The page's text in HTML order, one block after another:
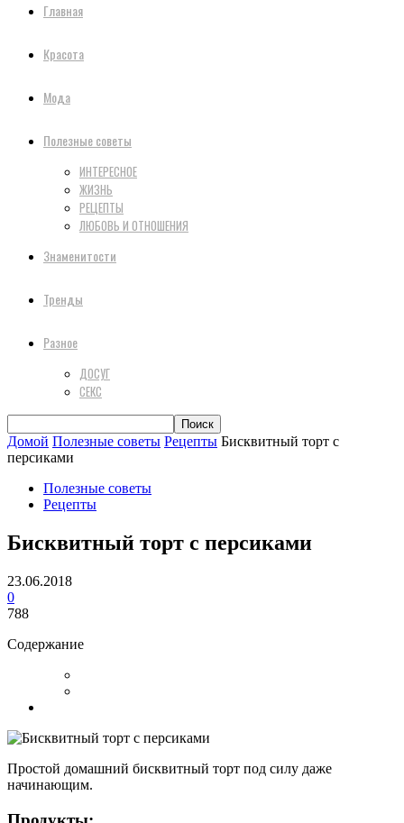
Главная
Красота
Мода
Полезные советы
ИНТЕРЕСНОЕ
ЖИЗНЬ
РЕЦЕПТЫ
ЛЮБОВЬ И ОТНОШЕНИЯ
Знаменитости
Тренды
Разное
ДОСУГ
СЕКС
Домой Полезные советы Рецепты Бисквитный торт с
персиками
Полезные советы
Рецепты
Бисквитный торт с персиками
23.06.2018
0
788
Содержание
Простой домашний бисквитный торт под силу даже
начинающим.